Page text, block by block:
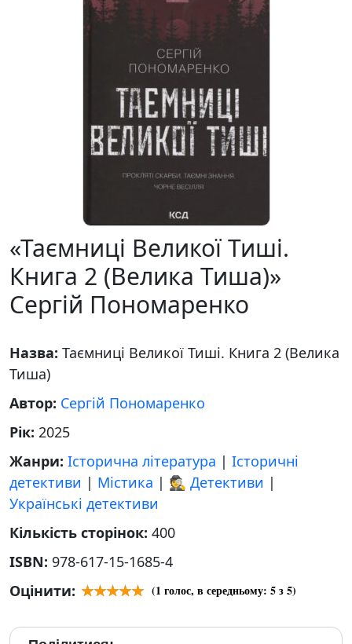
«Таємниці Великої Тиші.
Книга 2 (Велика Тиша)»
Сергій Пономаренко
Назва: Таємниці Великої Тиші. Книга 2 (Велика
Тиша)
Автор: Сергій Пономаренко
Рік: 2025
Жанри: Історична література | Історичні
детективи | Містика | 🕵 Детективи |
Українські детективи
Кількість сторінок: 400
ISBN: 978-617-15-1685-4
Оцінити:
(1 голос, в середньому: 5з 5)